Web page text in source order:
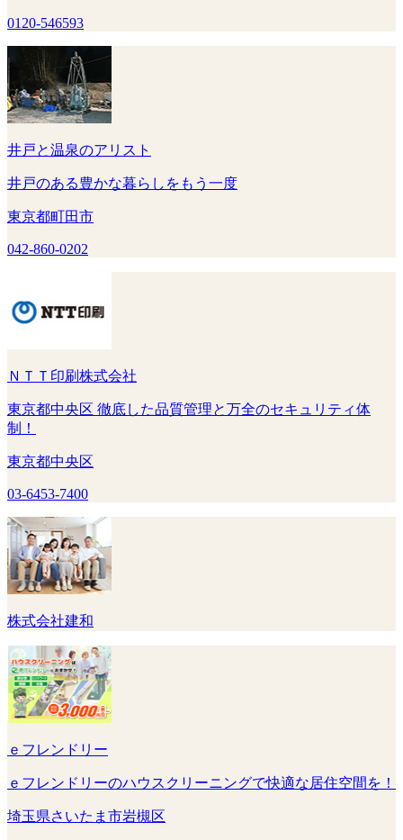
0120-546593
井戸と温泉のアリスト
井戸のある豊かな暮らしをもう一度
東京都町田市
042-860-0202
ＮＴＴ印刷株式会社
東京都中央区 徹底した品質管理と万全のセキュリティ体
制！
東京都中央区
03-6453-7400
株式会社建和
ｅフレンドリー
ｅフレンドリーのハウスクリーニングで快適な居住空間を！
埼玉県さいたま市岩槻区